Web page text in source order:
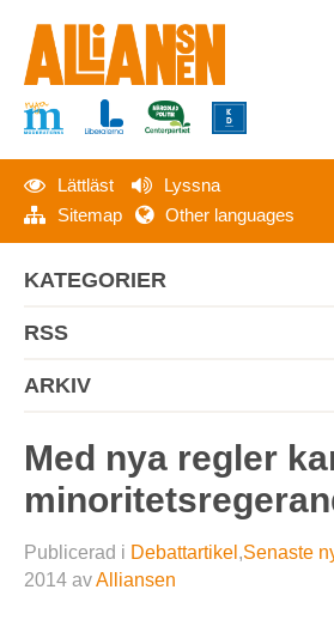
HEM
PRESS
MATERIAL
KONTAKT
Lättläst
Lyssna
Sitemap
Other languages
KATEGORIER
RSS
ARKIV
Med nya regler
Publicerad i Debattartikel ,Senaste
2014 avAlliansen